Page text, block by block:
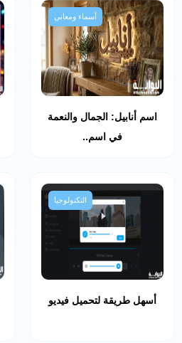
أسماء ومعاني
اسم أنابيل: الجمال والنعمة
في اسم..
التكنولوجيا
أسهل طريقة لتحميل فيديو